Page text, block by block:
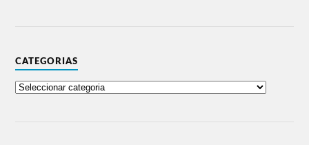
CATEGORIAS